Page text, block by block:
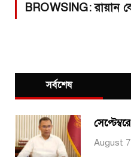
BROWSING:রায়ান
সর্বশেষ
August